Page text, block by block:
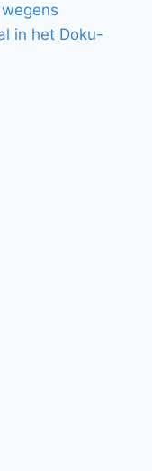
in het Doku-